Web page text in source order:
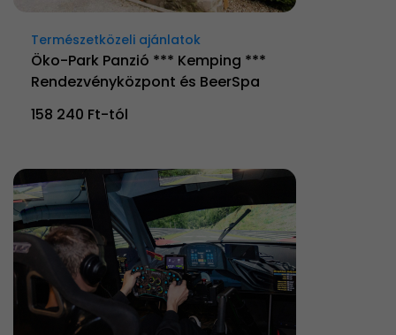
Természetközeli ajánlatok
Öko-Park Panzió *** Kemping ***
Rendezvényközpont és BeerSpa
158 240 Ft-tól